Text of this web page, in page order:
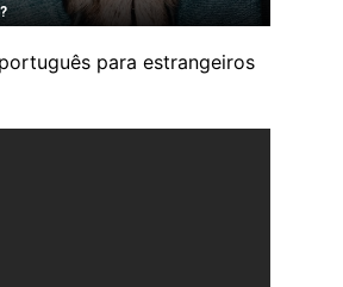
para estrangeiros